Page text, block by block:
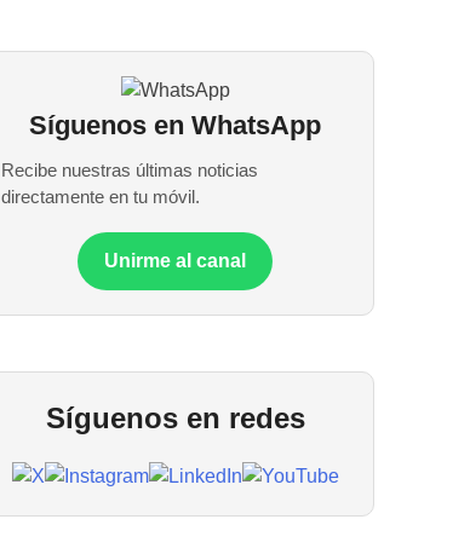
Síguenos en WhatsApp
Recibe nuestras últimas noticias
directamente en tu móvil.
Unirme al canal
Síguenos en redes